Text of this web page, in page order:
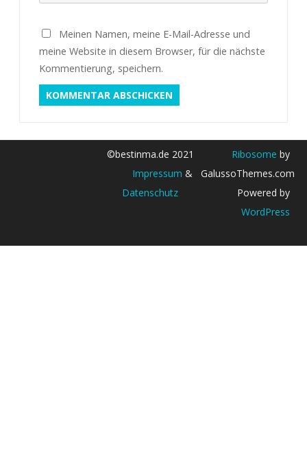
Meinen Namen, meine E-Mail-Adresse und
meine Website in diesem Browser, für die nächste
Kommentierung, speichern.
©bestinma.de 2021
Impressum &
Datenschutz
Ribosome by
GalussoThemes.com
Powered by
WordPress